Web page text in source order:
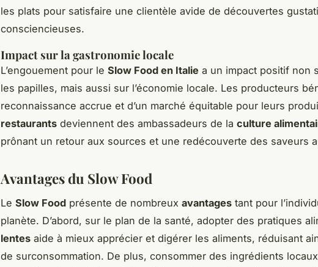
les plats pour satisfaire une clientèle avide de découvertes
consciencieuses.
Impact sur la gastronomie locale
L’engouement pour le Slow Food en Italie a un impact positif non
les papilles, mais aussi sur l’économie locale. Les producteurs
reconnaissance accrue et d’un marché équitable pour leurs
restaurants deviennent des ambassadeurs de la culture
prônant un retour aux sources et une redécouverte des saveurs
Avantages du Slow Food
Le Slow Food présente de nombreux avantages tant pour
planète. D’abord, sur le plan de la santé, adopter des pratiques
lentes aide à mieux apprécier et digérer les aliments, réduisant
de surconsommation. De plus, consommer des ingrédients